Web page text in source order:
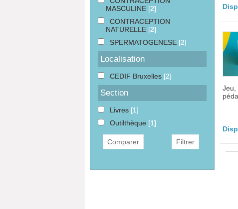
Jeu,
MASCULINE [2]
CONTRACEPTION
NATURELLE [2]
SPERMATOGENESE [2]
Localisation
CEDIF Bruxelles [2]
Section
Livres [1]
Outilthèque [1]